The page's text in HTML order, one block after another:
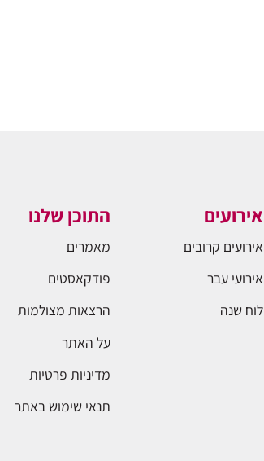
אירועים
אירועים קרובים
אירועי עבר
לוח שנה
התוכן שלנו
מאמרים
פודקאסטים
הרצאות מצולמות
על האתר
מדיניות פרטיות
תנאי שימוש באתר